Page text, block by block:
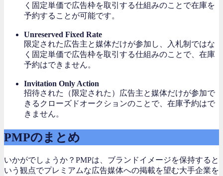
く固定単価で広告枠を取引する仕組みのことで在庫を
予約することが可能です。
Unreserved Fixed Rate
限定された広告主と媒体だけが参加し、入札制ではな
く固定単価で広告枠を取引する仕組みのことで、在庫
予約はできません。
Invitation Only Action
招待された（限定された）広告主と媒体だけが参加で
きるクローズドオークションのことで、在庫予約はで
きません。
PMPのまとめ
いかがでしょうか？PMPは、ブランドイメージを保持すると
いう観点でプレミアムな広告媒体への掲載を望む大手企業を